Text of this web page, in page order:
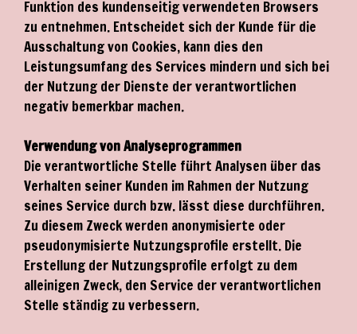
Funktion des kundenseitig verwendeten Browsers
zu entnehmen. Entscheidet sich der Kunde für die
Ausschaltung von Cookies, kann dies den
Leistungsumfang des Services mindern und sich bei
der Nutzung der Dienste der verantwortlichen
negativ bemerkbar machen.
Verwendung von Analyseprogrammen
Die verantwortliche Stelle führt Analysen über das
Verhalten seiner Kunden im Rahmen der Nutzung
seines Service durch bzw. lässt diese durchführen.
Zu diesem Zweck werden anonymisierte oder
pseudonymisierte Nutzungsprofile erstellt. Die
Erstellung der Nutzungsprofile erfolgt zu dem
alleinigen Zweck, den Service der verantwortlichen
Stelle ständig zu verbessern.